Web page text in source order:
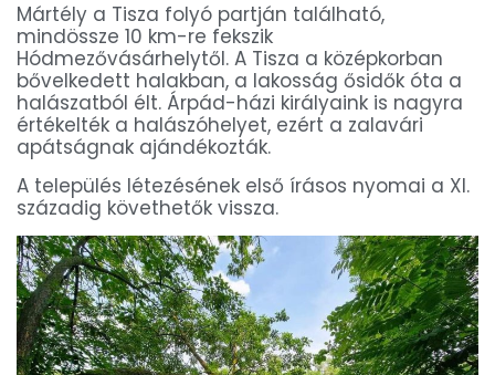
Mártély a Tisza folyó partján található,
mindössze 10 km-re fekszik
Hódmezővásárhelytől. A Tisza a középkorban
bővelkedett halakban, a lakosság ősidők óta a
halászatból élt. Árpád-házi királyaink is nagyra
értékelték a halászóhelyet, ezért a zalavári
apátságnak ajándékozták.
A település létezésének első írásos nyomai a XI.
századig követhetők vissza.